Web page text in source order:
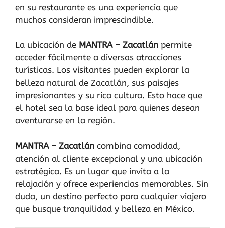
en su restaurante es una experiencia que
muchos consideran imprescindible.
La ubicación de MANTRA – Zacatlán permite
acceder fácilmente a diversas atracciones
turísticas. Los visitantes pueden explorar la
belleza natural de Zacatlán, sus paisajes
impresionantes y su rica cultura. Esto hace que
el hotel sea la base ideal para quienes desean
aventurarse en la región.
MANTRA – Zacatlán combina comodidad,
atención al cliente excepcional y una ubicación
estratégica. Es un lugar que invita a la
relajación y ofrece experiencias memorables. Sin
duda, un destino perfecto para cualquier viajero
que busque tranquilidad y belleza en México.